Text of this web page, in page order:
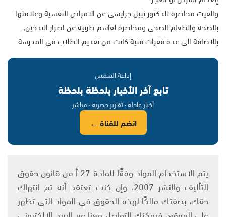
والقيت محاضرة للدكتور نبيل جرايسي عن الامراض النفسية وعلاقتها
بالصحه والطعام الصحي ومحاضرة لقاسم طربيه عن اضرار التدخين,
بالاضافة الى عدة فقرات فنية كانت من تقديم الطلاب في المدرسة.
إذاعة الشمس
تابع آخر الأخبار بلحظة بلحظة
أخبار عاجلة · تقارير حصرية · مباشر
انضم للقناة ←
يتم الاستخدام المواد وفقًا للمادة 27 أ من قانون حقوق
التأليف والنشر 2007، وإن كنت تعتقد أنه تم انتهاك
حقك، بصفتك مالكًا لهذه الحقوق في المواد التي تظهر